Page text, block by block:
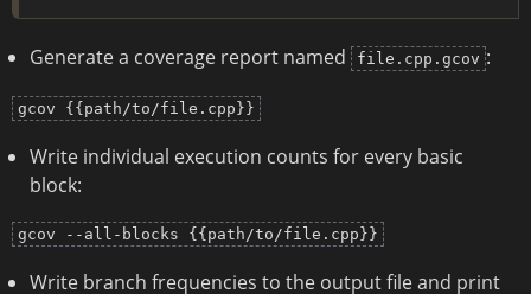
Generate a coverage report named file.cpp.gcov :
gcov {{path/to/file.cpp}}
Write individual execution counts for every basic
block:
gcov --all-blocks {{path/to/file.cpp}}
Write branch frequencies to the output file and print